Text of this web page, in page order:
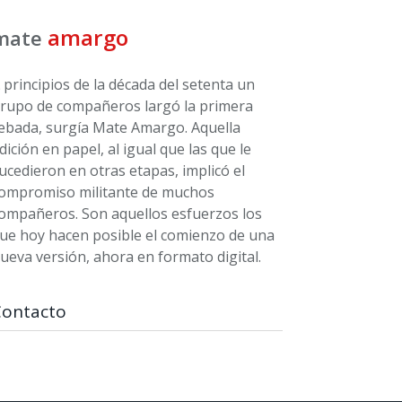
amargo
principios de la década del setenta un
de compañeros largó la primera
surgía Mate Amargo. Aquella
en papel, al igual que las que le
en otras etapas, implicó el
militante de muchos
Son aquellos esfuerzos los
hoy hacen posible el comienzo de una
versión, ahora en formato digital.